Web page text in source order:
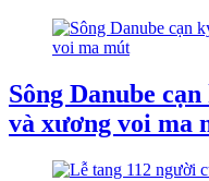
Sông Danube
và xương voi ma